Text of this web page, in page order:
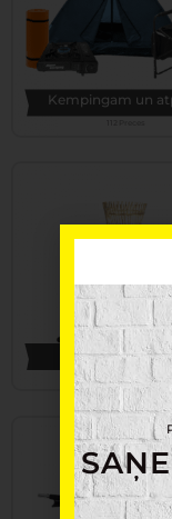
Kempingam un
Apgaismojums